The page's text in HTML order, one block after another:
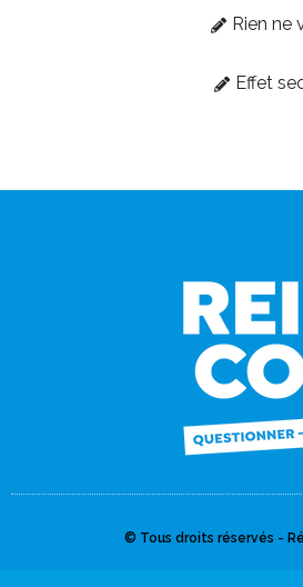
Rien ne
Effet
© Tous droits réservés -